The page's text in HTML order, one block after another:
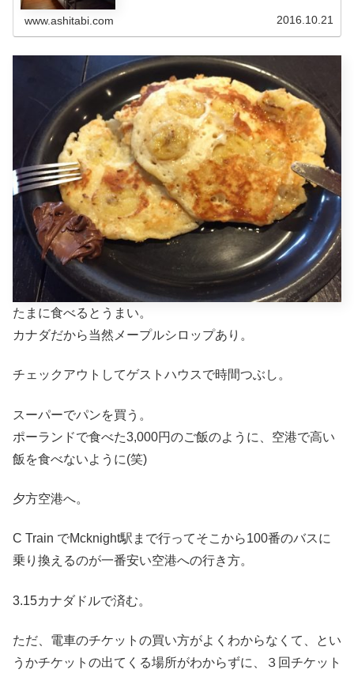
www.ashitabi.com 2016.10.21
たまに食べるとうまい。
カナダだから当然メープルシロップあり。
チェックアウトしてゲストハウスで時間つぶし。
スーパーでパンを買う。
ポーランドで食べた3,000円のご飯のように、空港で高い
飯を食べないように(笑)
夕方空港へ。
C Train でMcknight駅まで行ってそこから100番のバスに
乗り換えるのが一番安い空港への行き方。
3.15カナダドルで済む。
ただ、電車のチケットの買い方がよくわからなくて、とい
うかチケットの出てくる場所がわからずに、３回チケット